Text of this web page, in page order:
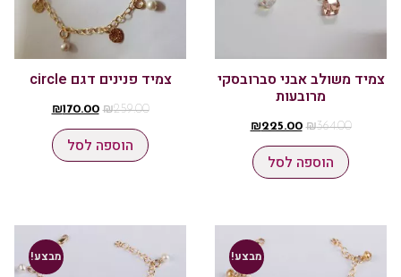
צמיד משולב אבני סברובסקי
מרובעות
₪364.00
₪225.00
הוספה לסל
צמיד פנינים דגם circle
₪259.00
₪170.00
הוספה לסל
מבצע! מבצע!